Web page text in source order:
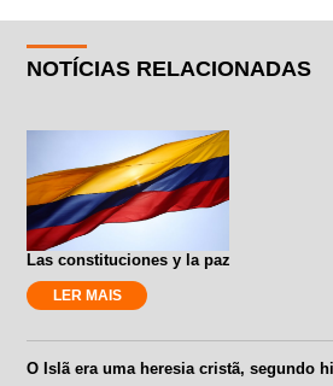
NOTÍCIAS RELACIONADAS
Las constituciones y la paz
LER MAIS
O Islã era uma heresia cristã, segundo